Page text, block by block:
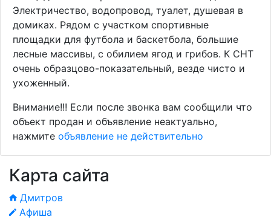
Электричество, водопровод, туалет, душевая в
домиках. Рядом с участком спортивные
площадки для футбола и баскетбола, большие
лесные массивы, с обилием ягод и грибов. К СНТ
очень образцово-показательный, везде чисто и
ухоженный.
Внимание!!! Если после звонка вам сообщили что
объект продан и объявление неактуально,
нажмите объявление не действительно
Карта сайта
Дмитров
Афиша